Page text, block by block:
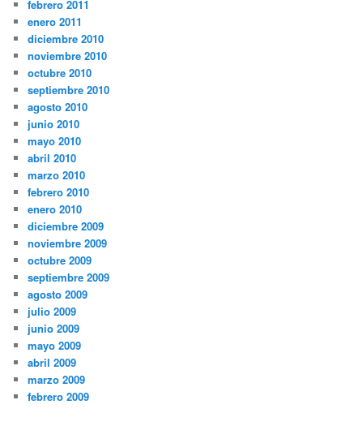
febrero 2011
enero 2011
diciembre 2010
noviembre 2010
octubre 2010
septiembre 2010
agosto 2010
junio 2010
mayo 2010
abril 2010
marzo 2010
febrero 2010
enero 2010
diciembre 2009
noviembre 2009
octubre 2009
septiembre 2009
agosto 2009
julio 2009
junio 2009
mayo 2009
abril 2009
marzo 2009
febrero 2009